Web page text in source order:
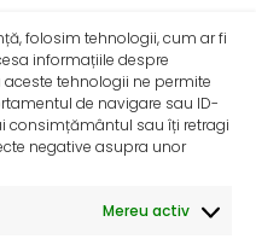
folosim tehnologii, cum ar fi
informațiile despre
tehnologii ne permite
de navigare sau ID-
consimțământul sau îți retragi
negative asupra unor
Mereu activ